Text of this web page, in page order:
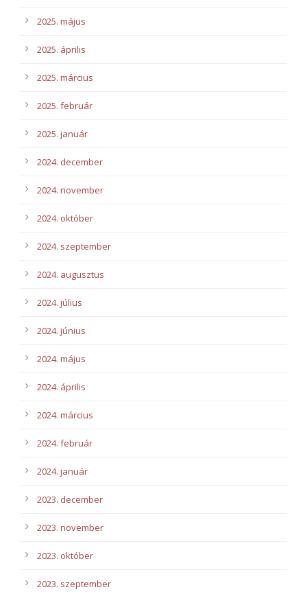
2025. május
2025. április
2025. március
2025. február
2025. január
2024. december
2024. november
2024. október
2024. szeptember
2024. augusztus
2024. július
2024. június
2024. május
2024. április
2024. március
2024. február
2024. január
2023. december
2023. november
2023. október
2023. szeptember